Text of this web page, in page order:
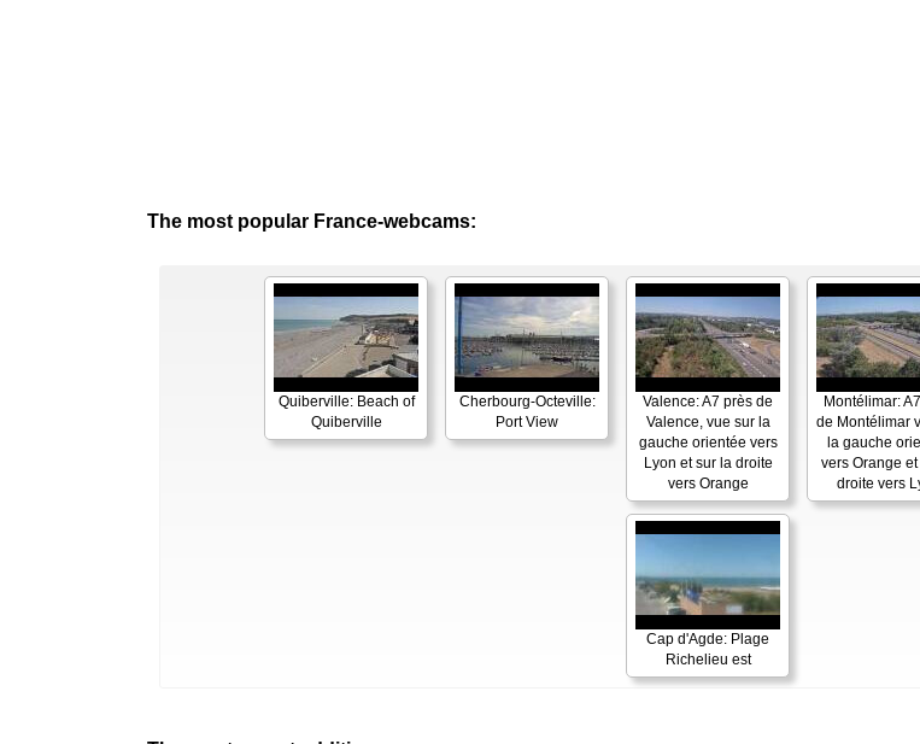
The most popular France-webcams:
Quiberville: Beach of
Quiberville
Cherbourg-Octeville:
Port View
Valence: A7 près de
Valence, vue sur la
gauche orientée vers
Lyon et sur la droite
vers Orange
Montélimar:
de Montélimar
la gauche
vers Orange
droite vers
Cap d'Agde: Plage
Richelieu est